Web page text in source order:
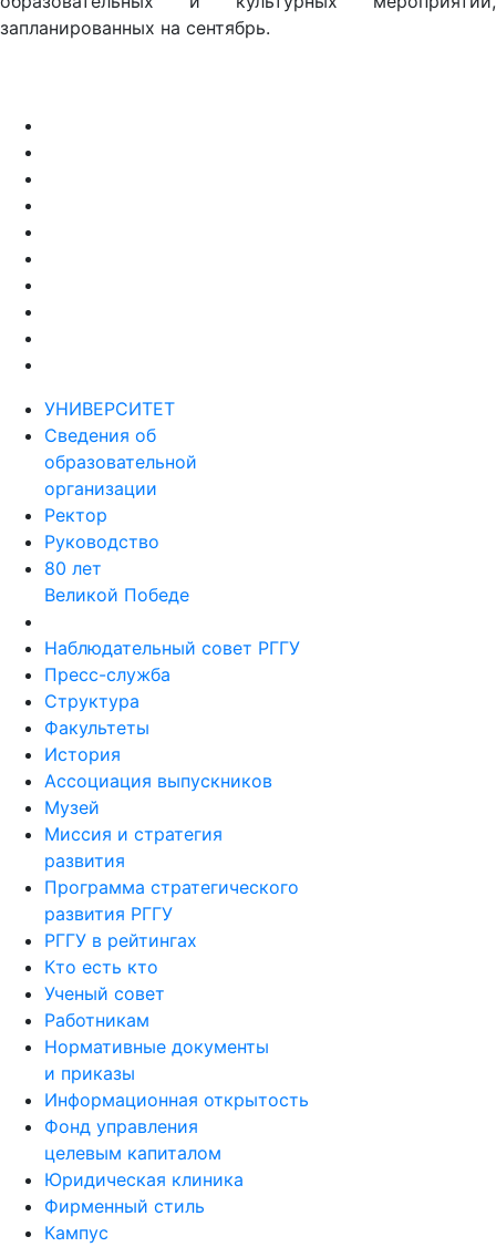
запланированных на сентябрь.
УНИВЕРСИТЕТ
Сведения об
образовательной
организации
Ректор
Руководство
80 лет
Великой Победе
Наблюдательный совет РГГУ
Пресс-служба
Структура
Факультеты
История
Ассоциация выпускников
Музей
Миссия и стратегия
развития
Программа стратегического
развития РГГУ
РГГУ в рейтингах
Кто есть кто
Ученый совет
Работникам
Нормативные документы
и приказы
Информационная открытость
Фонд управления
целевым капиталом
Юридическая клиника
Фирменный стиль
Кампус